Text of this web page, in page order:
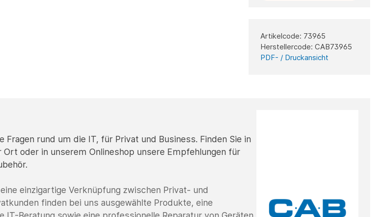
Artikelcode: 73965
Herstellercode: CAB73965
PDF- / Druckansicht
Fragen rund um die IT, für Privat und Business. Finden Sie in
oder in unserem Onlineshop unsere Empfehlungen für
einzigartige Verknüpfung zwischen Privat- und
finden bei uns ausgewählte Produkte, eine